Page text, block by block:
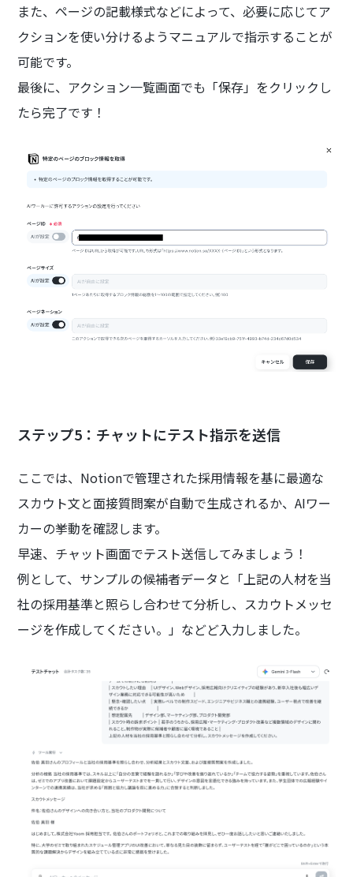
また、ページの記載様式などによって、必要に応じてア
クションを使い分けるようマニュアルで指示することが
可能です。
最後に、アクション一覧画面でも「保存」をクリックし
たら完了です！
ステップ5：チャットにテスト指示を送信
ここでは、Notionで管理された採用情報を基に最適な
スカウト文と面接質問案が自動で生成されるか、AIワー
カーの挙動を確認します。
早速、チャット画面でテスト送信してみましょう！
例として、サンプルの候補者データと「上記の人材を当
社の採用基準と照らし合わせて分析し、スカウトメッセ
ージを作成してください。」などど入力しました。